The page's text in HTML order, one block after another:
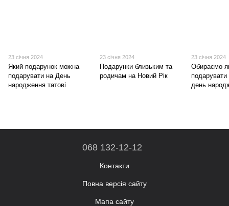
23 січня 2024
Який подарунок можна
подарувати на День
народження татові
23 січня 2024
Подарунки близьким та
родичам на Новий Рік
23 січня 2024
Обираємо
подарувати
день
068 132-12-12
Контакти
Повна версія сайту
Мапа сайту